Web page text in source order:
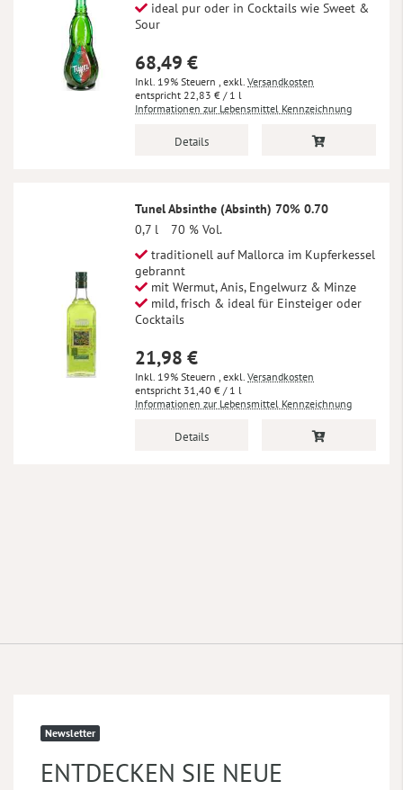
ideal pur oder in Cocktails wie Sweet &
Sour
68,49 €
Inkl. 19% Steuern , exkl. Versandkosten
22,83 € / 1 l
Informationen zur Lebensmittel Kennzeichnung
Details
Tunel Absinthe (Absinth) 70% 0.70
0,7 l
70 % Vol.
traditionell auf Mallorca im Kupferkessel
gebrannt
mit Wermut, Anis, Engelwurz & Minze
mild, frisch & ideal für Einsteiger oder
Cocktails
21,98 €
Inkl. 19% Steuern , exkl. Versandkosten
31,40 € / 1 l
Informationen zur Lebensmittel Kennzeichnung
Details
Newsletter
ENTDECKEN SIE NEUE